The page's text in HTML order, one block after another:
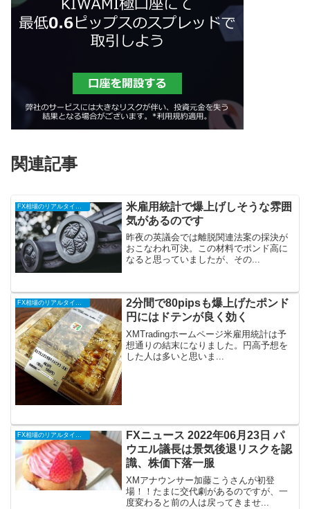
関連記事
米雇用統計で爆上げしそうな雰囲
気があるのです
昨夜の英議会では離脱関連法案の採決が
おこなわれ可決。この材料でポンド高に
なると思っていましたが、その...
FX相場のリアルタイム情報
2分間で80pipsも爆上げたポンド
円にはドテンが良く効く
XMTradingホームページ米雇用統計は予
想通りの結末になりました。円高予想を
した人は多いと思いま...
FX相場のリアルタイム情報
FXニュース 2022年06月23日 パ
ウエル議長は景気後退リスクを認
識、株価下落一服
XMアナウンサー加藤こうさんが初登
場！！たまに交代劇があるのですが、一
度変わると前の人は戻ってきませ...